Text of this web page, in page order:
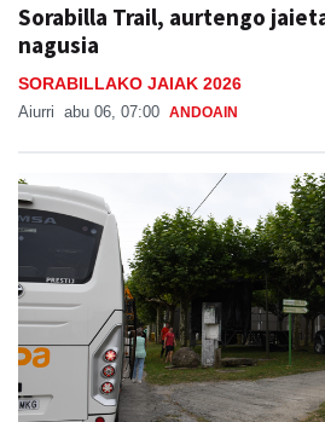
Sorabilla Trail, aurtengo
nagusia
SORABILLAKO JAIAK 2026
Aiurri abu 06, 07:00 ANDOAIN